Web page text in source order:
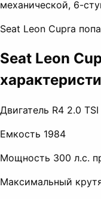
механической, 6-
Seat Leon Cupra
Seat Leon
Двигатель R4 2.0 TSI
Емкость 1984
Мощность 300 л.с.
Максимальный